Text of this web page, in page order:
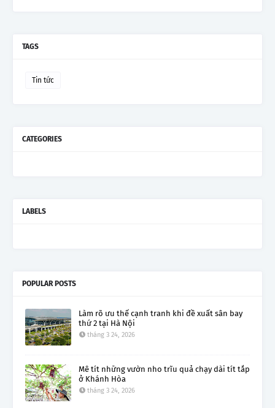
TAGS
Tin tức
CATEGORIES
LABELS
POPULAR POSTS
Làm rõ ưu thế cạnh tranh khi đề xuất sân bay
thứ 2 tại Hà Nội
tháng 3 24, 2026
Mê tít những vườn nho trĩu quả chạy dài tít tắp
ở Khánh Hòa
tháng 3 24, 2026